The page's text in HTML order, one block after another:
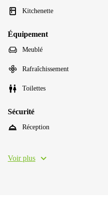
Kitchenette
Équipement
Meublé
Rafraîchissement
Toilettes
Sécurité
Réception
Voir plus